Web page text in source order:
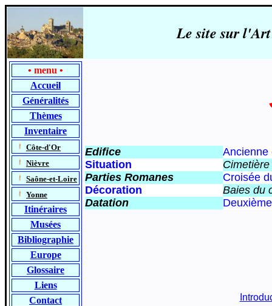
Le site sur
• menu •
Accueil
Généralités
Thèmes
Inventaire
Côte-d'Or
Nièvre
Saône-et-Loire
Yonne
Itinéraires
Musées
Bibliographie
Europe
Glossaire
Liens
Contact
Edifice
Ancienne
Situation
Parties Romanes
Croisée
Décoration
Baies du
Datation